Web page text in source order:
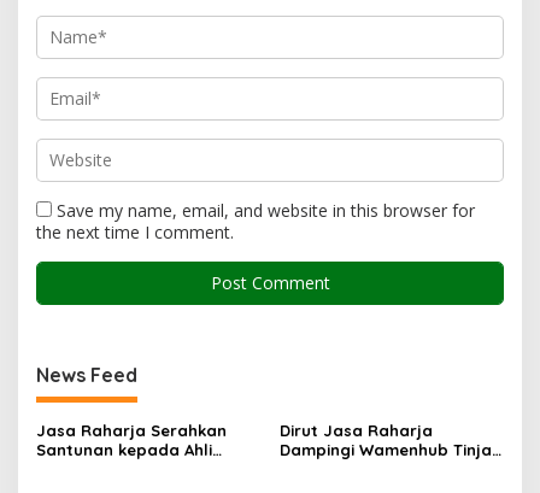
Save my name, email, and website in this browser for
the next time I comment.
News Feed
Jasa Raharja Serahkan
Santunan kepada Ahli
Dirut Jasa Raharja
Dampingi Wamenhub Tinjau